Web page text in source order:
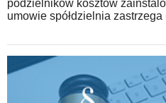
podzielników kosztów
umowie spółdzielnia zastrzega